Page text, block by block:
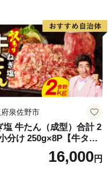
府泉佐野市
塩 牛たん（成型）合計 2
分け 250g×8P【牛タン
焼肉用 薄切り 訳あり サ
16,000円